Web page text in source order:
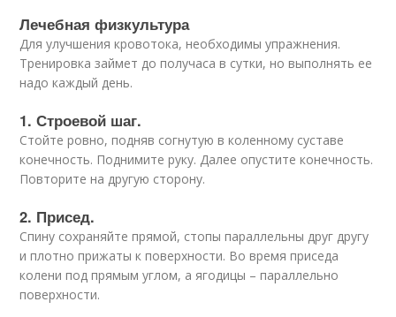
Лечебная физкультура
Для улучшения кровотока, необходимы упражнения.
Тренировка займет до получаса в сутки, но выполнять ее
надо каждый день.
1. Строевой шаг.
Стойте ровно, подняв согнутую в коленному суставе
конечность. Поднимите руку. Далее опустите конечность.
Повторите на другую сторону.
2. Присед.
Спину сохраняйте прямой, стопы параллельны друг другу
и плотно прижаты к поверхности. Во время приседа
колени под прямым углом, а ягодицы – параллельно
поверхности.